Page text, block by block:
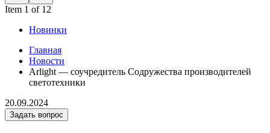
Item 1 of 12
Новинки
Главная
Новости
Arlight — соучредитель Содружества производителей
светотехники
20.09.2024
Задать вопрос